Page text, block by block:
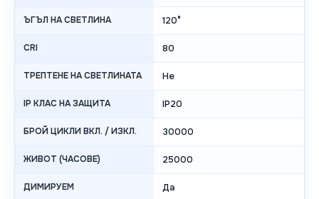
ЪГЪЛ НА СВЕТЛИНА 120°
CRI 80
ТРЕПТЕНЕ НА СВЕТЛИНАТА Не
IP КЛАС НА ЗАЩИТА IP20
БРОЙ ЦИКЛИ ВКЛ. / ИЗКЛ. 30000
ЖИВОТ (ЧАСОВЕ) 25000
ДИМИРУЕМ Да